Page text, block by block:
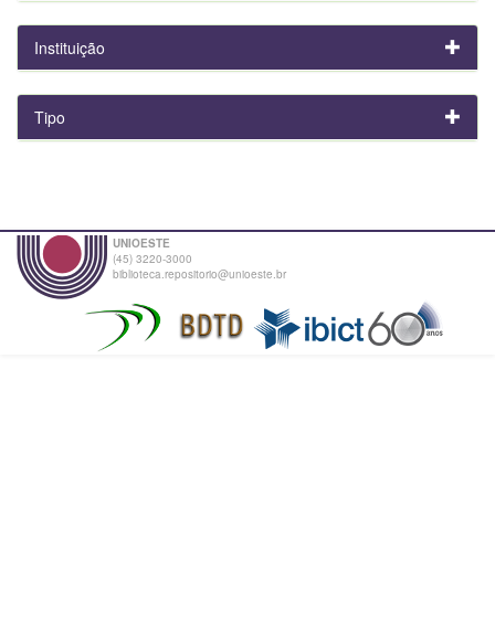
Instituição
Tipo
UNIOESTE
(45) 3220-3000
biblioteca.repositorio@unioeste.br